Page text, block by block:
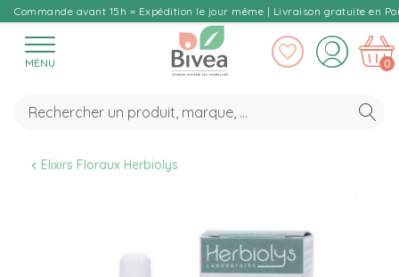
Commande avant 15h = Expédition le jour même | Livraison gratuite en
MENU 0
Elixirs Floraux Herbiolys